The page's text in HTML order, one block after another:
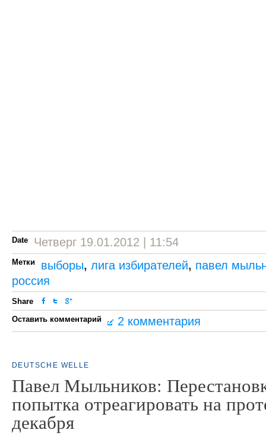
Date Четверг 19.01.2012 | 11:54
Метки выборы, лига избирателей, павел
россия
Share
Оставить комментарий
2 комментария
DEUTSCHE WELLE
Павел Мыльников:
попытка отреагировать на
декабря